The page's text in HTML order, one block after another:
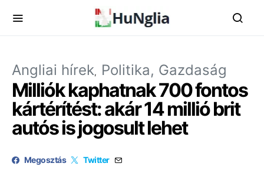
Angliai hírek Politika, Gazdaság
Milliók kaphatnak 700 fontos
kártérítést: akár 14 millió brit
autós is jogosult lehet
Megosztás Twitter